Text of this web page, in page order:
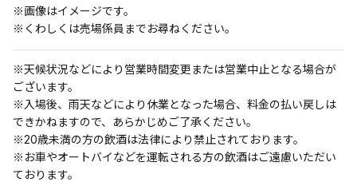
※画像はイメージです。
※くわしくは売場係員までお尋ねください。
※天候状況などにより営業時間変更または営業中止となる場合が
ございます。
※入場後、雨天などにより休業となった場合、料金の払い戻しは
できかねますので、あらかじめご了承ください。
※20歳未満の方の飲酒は法律により禁止されております。
※お車やオートバイなどを運転される方の飲酒はご遠慮いただい
ております。